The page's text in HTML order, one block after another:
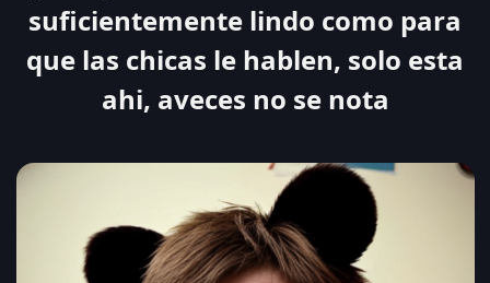
suficientemente lindo como para
que las chicas le hablen, solo esta
ahi, aveces no se nota